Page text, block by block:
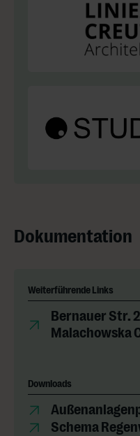
Dokumentation
Weiterführende Links
Bernauer Str.
Malachowska
Downloads
Schema